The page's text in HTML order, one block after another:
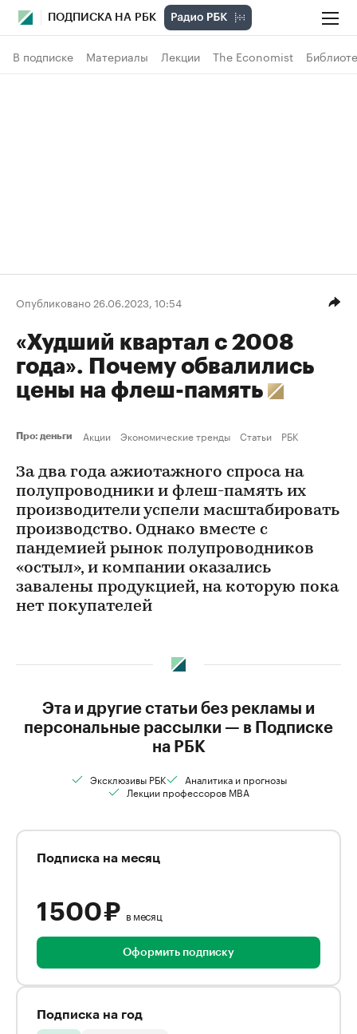
ПОДПИСКА НА РБК
В подписке Материалы Лекции The Economist
Опубликовано 26.06.2023, 10:54
«Худший квартал с 2008
года». Почему обвалились
цены на флеш-память
Про: деньги Акции Экономические тренды Статьи РБК
За два года ажиотажного спроса на
полупроводники и флеш-память их
производители успели масштабировать
производство. Однако вместе с
пандемией рынок полупроводников
«остыл», и компании оказались
завалены продукцией, на которую пока
нет покупателей
Эта и другие статьи без рекламы и
персональные рассылки — в Подписке
на РБК
Эксклюзивы РБК
Аналитика и прогнозы
Лекции профессоров MBA
Подписка на месяц
1 500 ₽ в месяц
Оформить подписку
Подписка на год